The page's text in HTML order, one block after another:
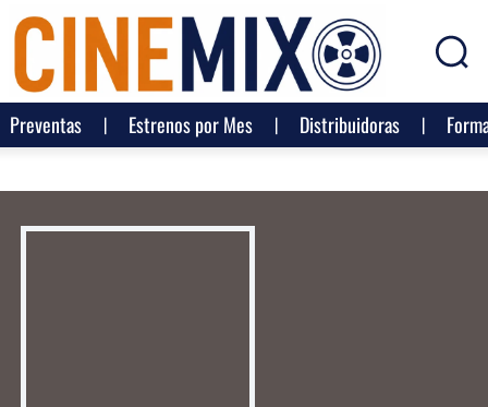
Preventas Estrenos por Mes Distribuidoras